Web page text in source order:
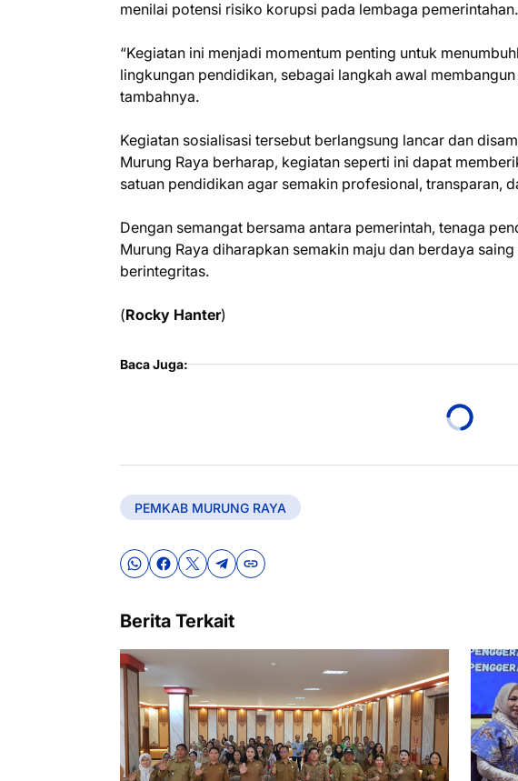
menilai potensi risiko korupsi pada lembaga pemerintahan.
“Kegiatan ini menjadi momentum penting untuk
lingkungan pendidikan, sebagai langkah awal
tambahnya.
Kegiatan sosialisasi tersebut berlangsung lancar dan
Murung Raya berharap, kegiatan seperti ini dapat
satuan pendidikan agar semakin profesional, transparan,
Dengan semangat bersama antara pemerintah, tenaga
Murung Raya diharapkan semakin maju dan berdaya
berintegritas.
(Rocky Hanter)
Baca Juga:
PEMKAB MURUNG RAYA
Berita Terkait